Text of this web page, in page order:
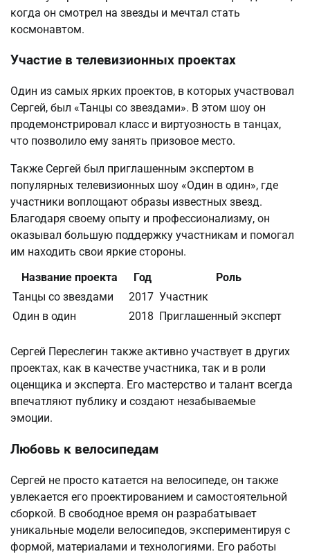
когда он смотрел на звезды и мечтал стать
космонавтом.
Участие в телевизионных проектах
Один из самых ярких проектов, в которых участвовал
Сергей, был «Танцы со звездами». В этом шоу он
продемонстрировал класс и виртуозность в танцах,
что позволило ему занять призовое место.
Также Сергей был приглашенным экспертом в
популярных телевизионных шоу «Один в один», где
участники воплощают образы известных звезд.
Благодаря своему опыту и профессионализму, он
оказывал большую поддержку участникам и помогал
им находить свои яркие стороны.
Название проекта
Год
Роль
Танцы со звездами
2017 Участник
Один в один
2018 Приглашенный эксперт
Сергей Переслегин также активно участвует в других
проектах, как в качестве участника, так и в роли
оценщика и эксперта. Его мастерство и талант всегда
впечатляют публику и создают незабываемые
эмоции.
Любовь к велосипедам
Сергей не просто катается на велосипеде, он также
увлекается его проектированием и самостоятельной
сборкой. В свободное время он разрабатывает
уникальные модели велосипедов, экспериментируя с
формой, материалами и технологиями. Его работы